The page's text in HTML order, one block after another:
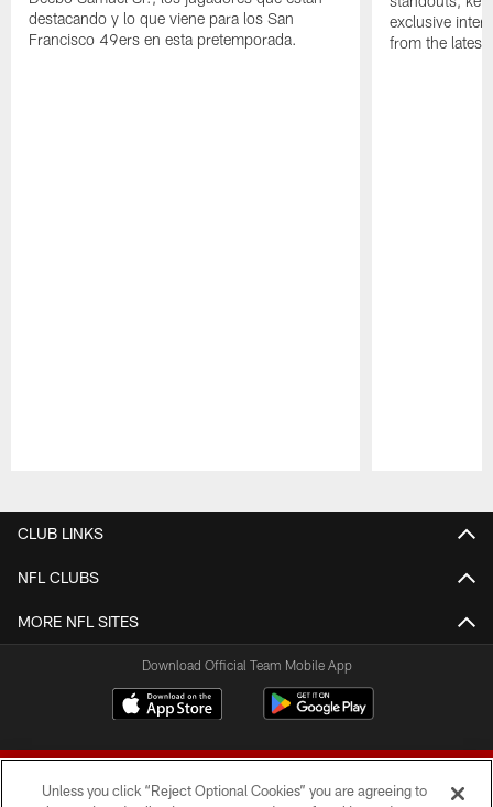
destacando y lo que viene para los San
Francisco 49ers en esta pretemporada.
exclusive
from the latest
CLUB LINKS
NFL CLUBS
MORE NFL SITES
Download Official Team Mobile App
Unless you click “Reject Optional Cookies” you are agreeing to